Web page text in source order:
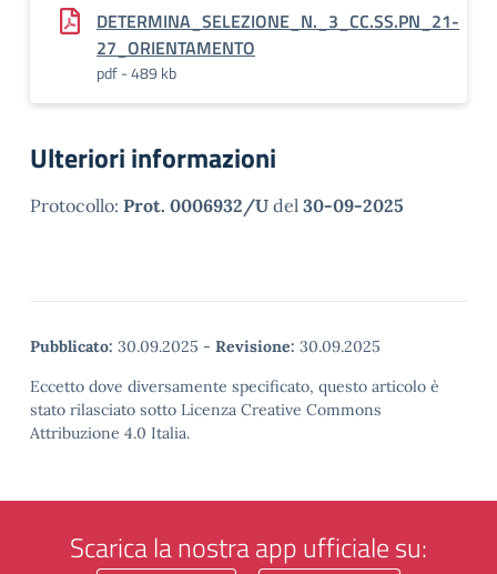
DETERMINA_SELEZIONE_N._3_CC.SS.PN_21-
27_ORIENTAMENTO
pdf - 489 kb
Ulteriori informazioni
Protocollo: Prot. 0006932/U del 30-09-2025
Pubblicato: 30.09.2025 - Revisione: 30.09.2025
Eccetto dove diversamente specificato, questo articolo è
stato rilasciato sotto Licenza Creative Commons
Attribuzione 4.0 Italia.
Scarica la nostra app ufficiale su: